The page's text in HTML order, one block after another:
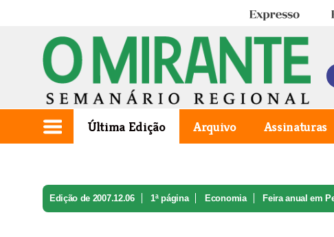
Expresso
Última Edição Arquivo Assinaturas
Edição de 2007.12.06 1ª página Economia Feira anual em